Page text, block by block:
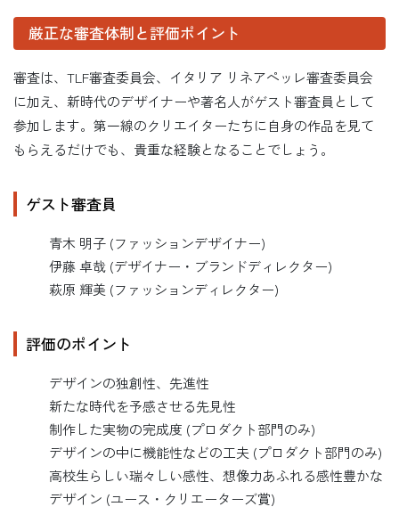
厳正な審査体制と評価ポイント
審査は、TLF審査委員会、イタリア リネアペッレ審査委員会
に加え、新時代のデザイナーや著名人がゲスト審査員として
参加します。第一線のクリエイターたちに自身の作品を見て
もらえるだけでも、貴重な経験となることでしょう。
ゲスト審査員
青木 明子 (ファッションデザイナー)
伊藤 卓哉 (デザイナー・ブランドディレクター)
萩原 輝美 (ファッションディレクター)
評価のポイント
デザインの独創性、先進性
新たな時代を予感させる先見性
制作した実物の完成度 (プロダクト部門のみ)
デザインの中に機能性などの工夫 (プロダクト部門のみ)
高校生らしい瑞々しい感性、想像力あふれる感性豊かな
デザイン (ユース・クリエーターズ賞)